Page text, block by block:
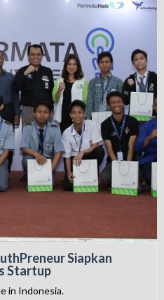
Siapkan
Startup
in Indonesia.